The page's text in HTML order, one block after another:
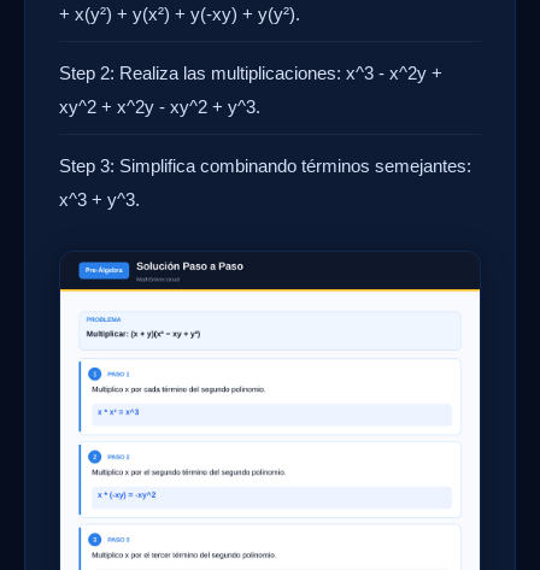
+ x(y²) + y(x²) + y(-xy) + y(y²).
Step 2: Realiza las multiplicaciones: x^3 - x^2y +
xy^2 + x^2y - xy^2 + y^3.
Step 3: Simplifica combinando términos semejantes:
x^3 + y^3.